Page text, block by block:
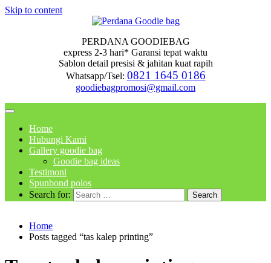
Skip to content
PERDANA GOODIEBAG
express 2-3 hari* Garansi tepat waktu
Sablon detail presisi & jahitan kuat rapih
Whatsapp/Tsel: 0821 1645 0186
goodiebagpromosi@gmail.com
Home
Hubungi Kami
Gallery goodie bag
Goodie bag ideas
Testimoni
Spunbond polos
Search for:
Home
Posts tagged “tas kalep printing”